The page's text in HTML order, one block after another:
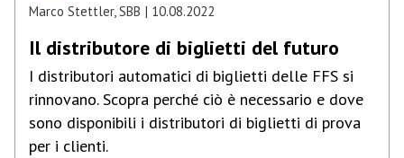
Marco Stettler, SBB 10.08.2022
Il distributore di biglietti del futuro
I distributori automatici di biglietti delle FFS si
rinnovano. Scopra perché ciò è necessario e dove
sono disponibili i distributori di biglietti di prova
per i clienti.